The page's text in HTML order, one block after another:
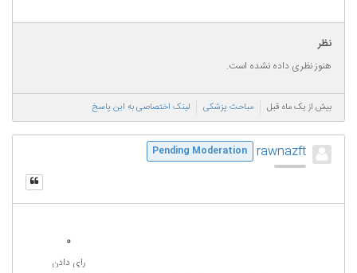
نظر
هنوز نظری داده نشده است.
بیش از یک ماه قبل مباحث پزشکی لینک اختصاصی به این پاسخ
rawnazft
Pending Moderation
0
رای دادن